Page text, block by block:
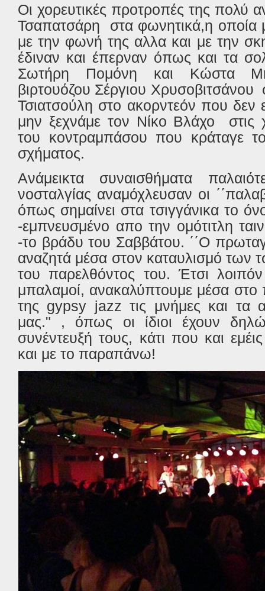
Οι χορευτικές προτροπές της πολύ
Τσαπατσάρη στα φωνητικά,η οποία
με την φωνή της αλλα και με την
έδιναν και έπερναν όπως και τα
Σωτήρη Πομόνη και Κώστα
βιρτουόζου Σέργιου Χρυσοβιτσάνου
Τσιατσούλη στο ακορντεόν που δεν
μην ξεχνάμε τον Νίκο Βλάχο στις
του κοντραμπάσου που κράταγε
σχήματος.
Ανάμεικτα συναισθήματα
νοσταλγίας αναμόχλευσαν οι
όπως σημαίνει στα τσιγγάνικα το
-εμπνευσμένο απο την ομότιτλη
-το βράδυ του Σαββάτου. ΄΄Ο
αναζητά μέσα στον καταυλισμό των
του παρελθόντος του. Έτσι λοιπόν
μπαλαμοί, ανακαλύπτουμε μέσα
της gypsy jazz τις μνήμες και τα
μας." , όπως οι ίδιοι έχουν
συνέντευξή τους, κάτι που και
και με το παραπάνω!